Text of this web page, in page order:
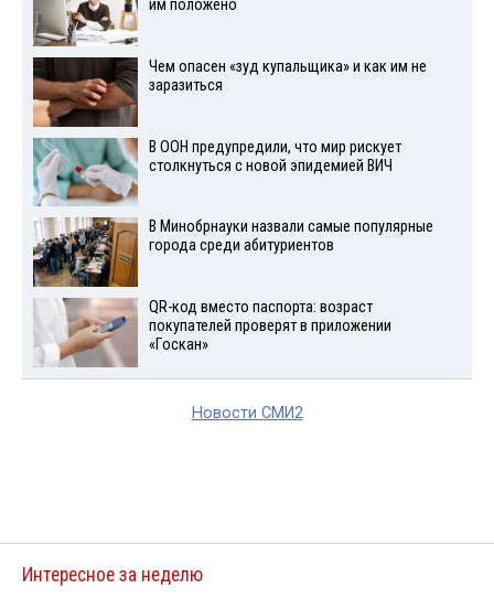
им положено
Чем опасен «зуд купальщика» и как им не
заразиться
В ООН предупредили, что мир рискует
столкнуться с новой эпидемией ВИЧ
В Минобрнауки назвали самые популярные
города среди абитуриентов
QR-код вместо паспорта: возраст
покупателей проверят в приложении
«Госкан»
Новости СМИ2
Интересное за неделю